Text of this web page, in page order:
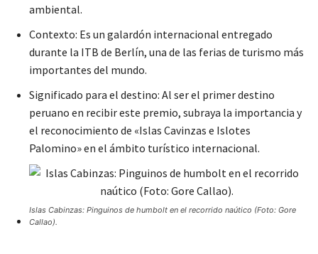
ambiental.
Contexto: Es un galardón internacional entregado
durante la ITB de Berlín, una de las ferias de turismo más
importantes del mundo.
Significado para el destino: Al ser el primer destino
peruano en recibir este premio, subraya la importancia y
el reconocimiento de «Islas Cavinzas e Islotes
Palomino» en el ámbito turístico internacional.
Islas Cabinzas: Pinguinos de humbolt en el recorrido naútico (Foto: Gore
Callao).